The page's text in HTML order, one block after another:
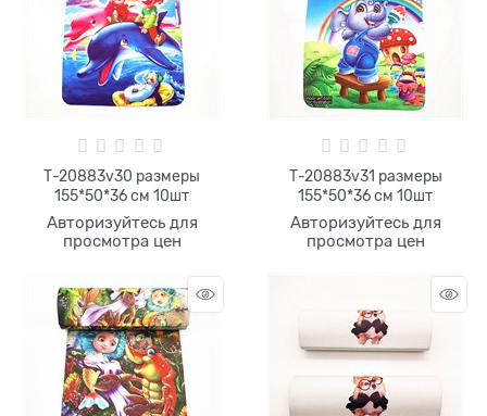
Т-20883v30 размеры
155*50*36 см 10шт
Авторизуйтесь для
просмотра цен
Т-20883v31 размеры
155*50*36 см 10шт
Авторизуйтесь для
просмотра цен